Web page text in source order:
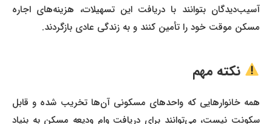
آسیب‌دیدگان بتوانند با دریافت این تسهیلات، هزینه‌های اجاره
مسکن موقت خود را تأمین کنند و به زندگی عادی بازگردند.
نکته مهم
همه خانوارهایی که واحدهای مسکونی آن‌ها تخریب شده و قابل
سکونت نیست، می‌توانند برای دریافت وام ودیعه مسکن به بنیاد